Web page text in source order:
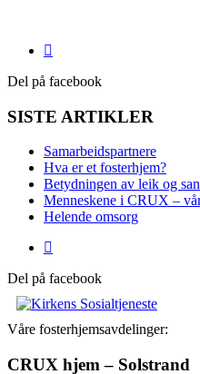
Del på facebook
SISTE ARTIKLER
Samarbeidspartnere
Hva er et fosterhjem?
Betydningen av leik og
Menneskene i CRUX –
Helende omsorg
Del på facebook
Våre fosterhjemsavdelinger:
CRUX hjem – Solstrand